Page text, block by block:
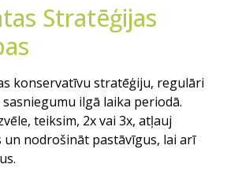
Stratēģijas
konservatīvu stratēģiju, regulāri
ilgā laika periodā.
teiksim, 2x vai 3x, atļauj
un nodrošināt pastāvīgus, lai arī